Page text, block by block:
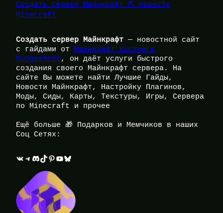
Создать сервер Майнкрафт ⛏️ Новости
Minecraft
Создать сервер Майнкрафт — новостной сайт
с гайдами от
Майнкрафт хостинга
BungeeHost, он даёт услуги быстрого
создания своего Майнкрафт сервера. На
сайте Вы можете найти Лучшие Гайды,
Новости Майнкрафт, Настройку Плагинов,
Моды, Сиды, Карты, Текстуры, Игры, Сервера
по Minecraft и прочее
Ещё больше 🎁 Подарков и Мемчиков в наших
Соц Сетях:
ВКонтакте Telegram Discord TikTok Pinterest YouTube Bluesky